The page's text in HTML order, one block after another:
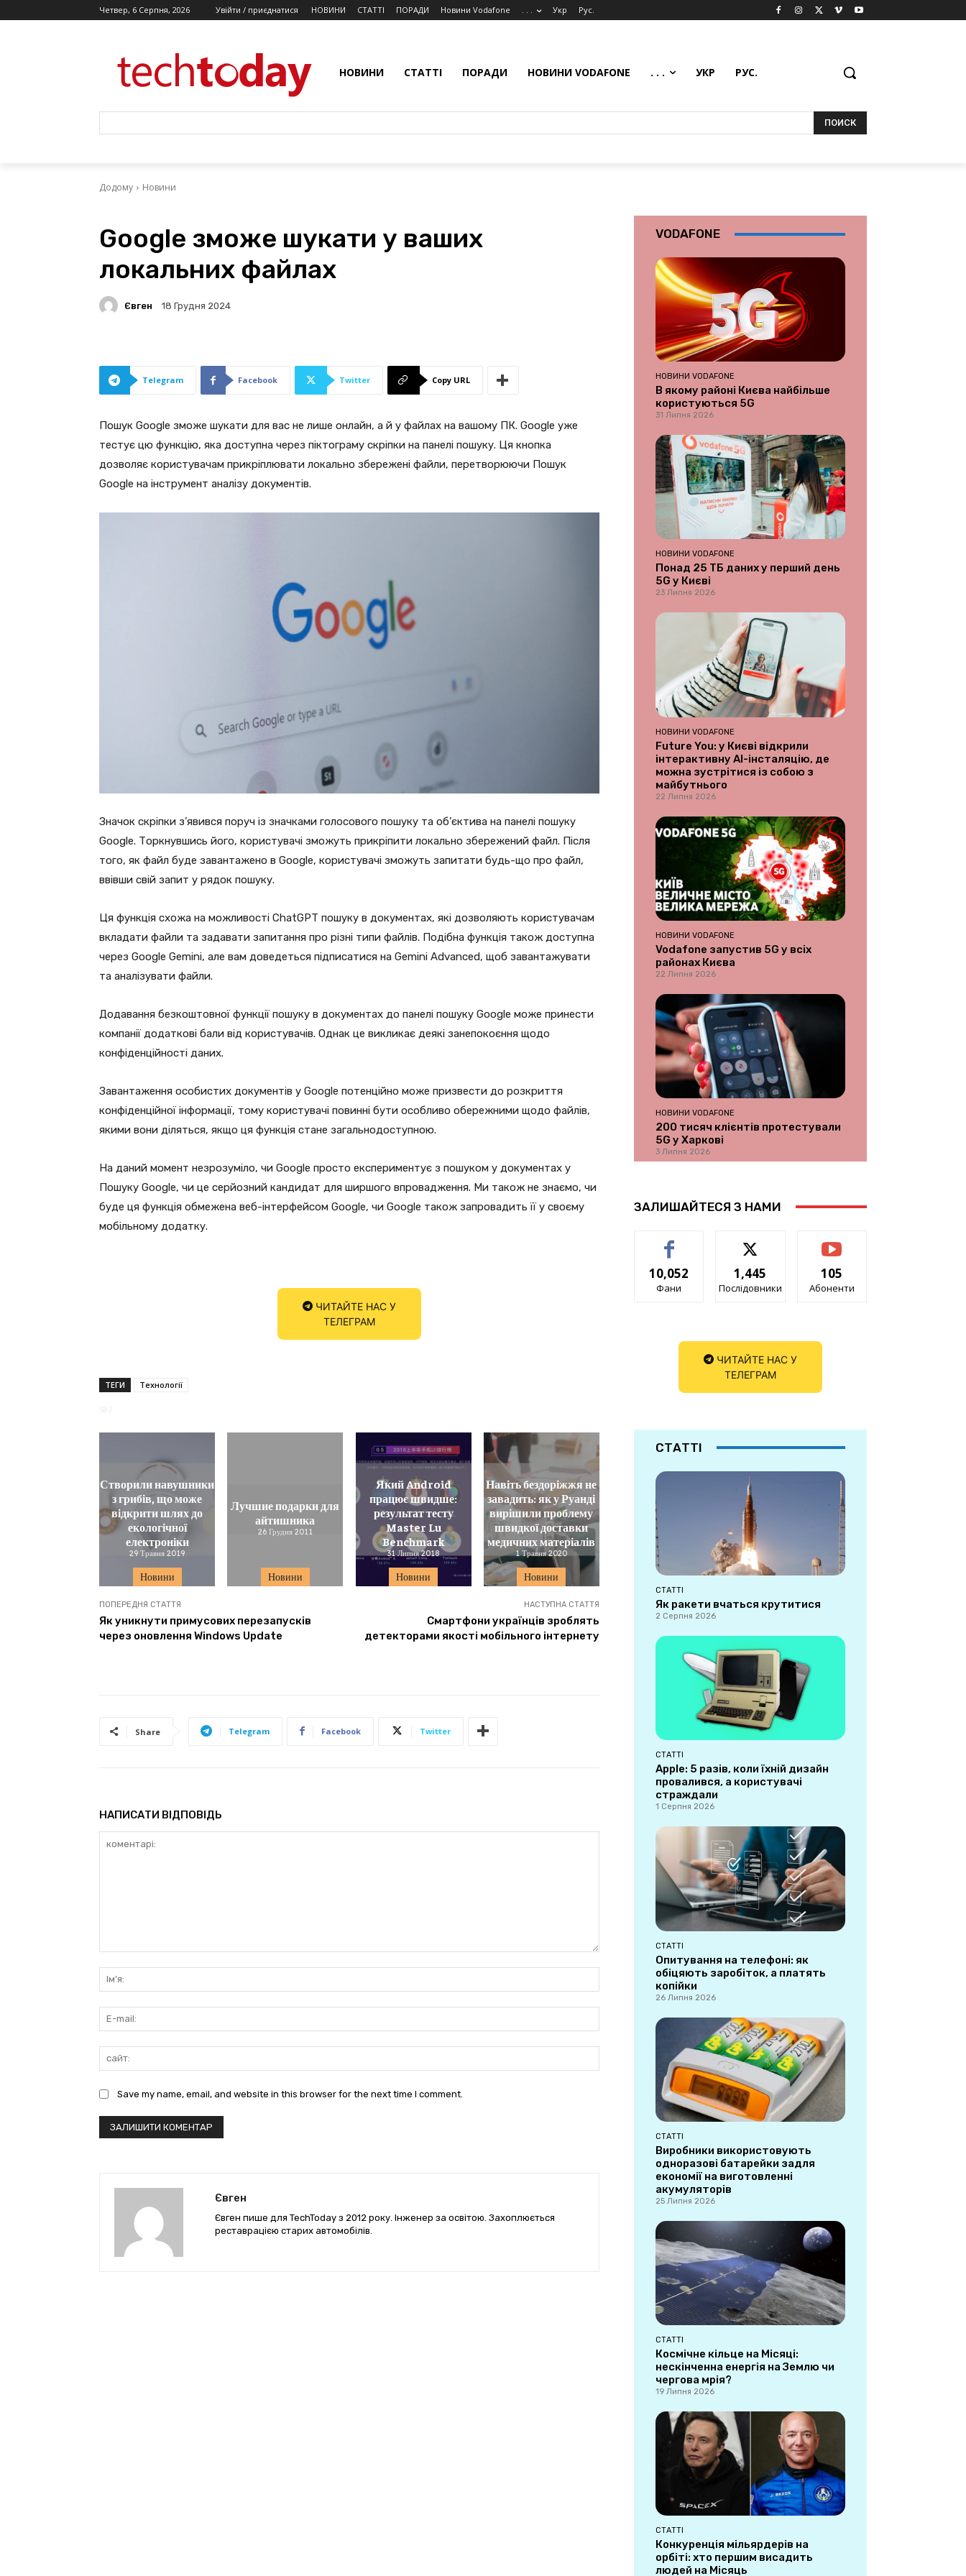
Четвер, 6 Серпня, 2026 Увійти / приєднатися НОВИНИ СТАТТІ ПОРАДИ Новини Vodafone . . . Укр Рус.
НОВИНИ СТАТТІ ПОРАДИ НОВИНИ VODAFONE . . . УКР РУС.
ПОИСК
Додому Новини
Google зможе шукати у ваших
локальних файлах
Євген 18 Грудня 2024
Telegram Facebook Twitter Copy URL
Пошук Google зможе шукати для вас не лише онлайн, а й у файлах на вашому ПК. Google уже
тестує цю функцію, яка доступна через піктограму скріпки на панелі пошуку. Ця кнопка
дозволяє користувачам прикріплювати локально збережені файли, перетворюючи Пошук
Google на інструмент аналізу документів.
Значок скріпки з’явився поруч із значками голосового пошуку та об’єктива на панелі пошуку
Google. Торкнувшись його, користувачі зможуть прикріпити локально збережений файл. Після
того, як файл буде завантажено в Google, користувачі зможуть запитати будь-що про файл,
ввівши свій запит у рядок пошуку.
Ця функція схожа на можливості ChatGPT пошуку в документах, які дозволяють користувачам
вкладати файли та задавати запитання про різні типи файлів. Подібна функція також доступна
через Google Gemini, але вам доведеться підписатися на Gemini Advanced, щоб завантажувати
та аналізувати файли.
Додавання безкоштовної функції пошуку в документах до панелі пошуку Google може принести
компанії додаткові бали від користувачів. Однак це викликає деякі занепокоєння щодо
конфіденційності даних.
Завантаження особистих документів у Google потенційно може призвести до розкриття
конфіденційної інформації, тому користувачі повинні бути особливо обережними щодо файлів,
якими вони діляться, якщо ця функція стане загальнодоступною.
На даний момент незрозуміло, чи Google просто експериментує з пошуком у документах у
Пошуку Google, чи це серйозний кандидат для ширшого впровадження. Ми також не знаємо, чи
буде ця функція обмежена веб-інтерфейсом Google, чи Google також запровадить її у своєму
мобільному додатку.
ЧИТАЙТЕ НАС У
ТЕЛЕГРАМ
ТЕГИ Технології
Новини
Створили навушники
з грибів, що може
відкрити шлях до
екологічної
електроніки
29 Травня 2019
Новини
Лучшие подарки для
айтишника
26 Грудня 2011
Новини
Який Android
працює швидше:
результат тесту
Master Lu
Benchmark
31 Липня 2018
Новини
Навіть бездоріжжя не
завадить: як у Руанді
вирішили проблему
швидкої доставки
медичних матеріалів
1 Травня 2020
ПОПЕРЕДНЯ СТАТТЯ
Як уникнути примусових перезапусків
через оновлення Windows Update
НАСТУПНА СТАТТЯ
Смартфони українців зроблять
детекторами якості мобільного інтернету
Share Telegram Facebook Twitter
НАПИСАТИ ВІДПОВІДЬ
mail:
Save my name, email, and website in this browser for the next time I comment.
Євген
Євген пише для TechToday з 2012 року. Інженер за освітою. Захоплюється
реставрацією старих автомобілів.
VODAFONE
НОВИНИ VODAFONE
В якому районі Києва найбільше
користуються 5G
31 Липня 2026
НОВИНИ VODAFONE
Понад 25 ТБ даних у перший день
5G у Києві
23 Липня 2026
НОВИНИ VODAFONE
Future You: у Києві відкрили
інтерактивну AI-інсталяцію, де
можна зустрітися із собою з
майбутнього
22 Липня 2026
НОВИНИ VODAFONE
Vodafone запустив 5G у всіх
районах Києва
22 Липня 2026
НОВИНИ VODAFONE
200 тисяч клієнтів протестували
5G у Харкові
3 Липня 2026
ЗАЛИШАЙТЕСЯ З НАМИ
10,052
Фани
1,445
Послідовники
105
Абоненти
ЧИТАЙТЕ НАС У
ТЕЛЕГРАМ
СТАТТІ
СТАТТІ
Як ракети вчаться крутитися
2 Серпня 2026
СТАТТІ
Apple: 5 разів, коли їхній дизайн
провалився, а користувачі
страждали
1 Серпня 2026
СТАТТІ
Опитування на телефоні: як
обіцяють заробіток, а платять
копійки
26 Липня 2026
СТАТТІ
Виробники використовують
одноразові батарейки задля
економії на виготовленні
акумуляторів
25 Липня 2026
СТАТТІ
Космічне кільце на Місяці:
нескінченна енергія на Землю чи
чергова мрія?
19 Липня 2026
СТАТТІ
Конкуренція мільярдерів на
орбіті: хто першим висадить
людей на Місяць